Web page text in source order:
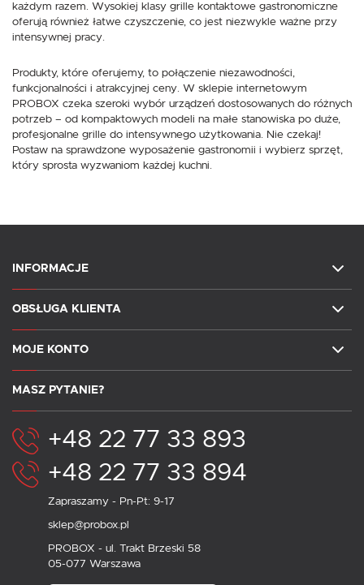
każdym razem. Wysokiej klasy grille kontaktowe gastronomiczne
oferują również łatwe czyszczenie, co jest niezwykle ważne przy
intensywnej pracy.
Produkty, które oferujemy, to połączenie niezawodności,
funkcjonalności i atrakcyjnej ceny. W sklepie internetowym
PROBOX czeka szeroki wybór urządzeń dostosowanych do różnych
potrzeb – od kompaktowych modeli na małe stanowiska po duże,
profesjonalne grille do intensywnego użytkowania. Nie czekaj!
Postaw na sprawdzone wyposażenie gastronomii i wybierz sprzęt,
który sprosta wyzwaniom każdej kuchni.
INFORMACJE
OBSŁUGA KLIENTA
MOJE KONTO
MASZ PYTANIE?
+48 22 77 33 893
+48 22 77 33 894
Zapraszamy - Pn-Pt: 9-17
sklep@probox.pl
PROBOX - ul. Trakt Brzeski 58
05-077 Warszawa